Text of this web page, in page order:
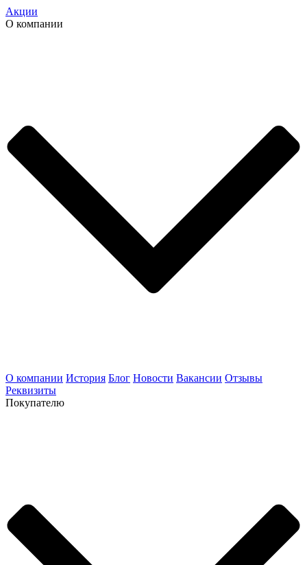
Акции
О компании
О компании История Блог Новости Вакансии Отзывы
Реквизиты
Покупателю